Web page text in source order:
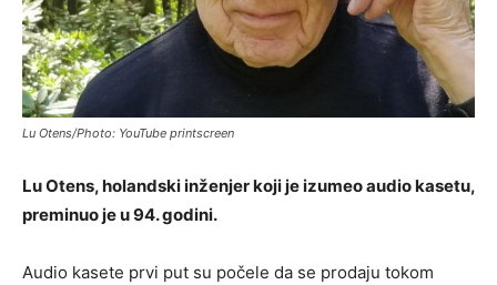
Lu Otens/Photo: YouTube printscreen
Lu Otens, holandski inženjer koji je izumeo audio kasetu,
preminuo je u 94. godini.
Audio kasete prvi put su počele da se prodaju tokom